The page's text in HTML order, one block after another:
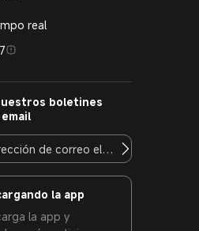
real
boletines
la app
la app y